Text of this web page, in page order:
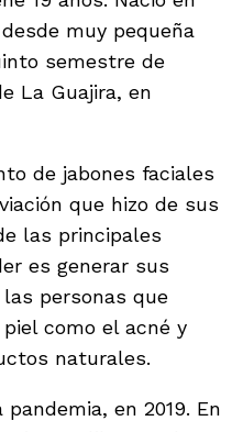
muy pequeña
semestre de
La Guajira, en
de jabones faciales
que hizo de sus
las principales
es generar sus
personas que
como el acné y
naturales.
en 2019. En